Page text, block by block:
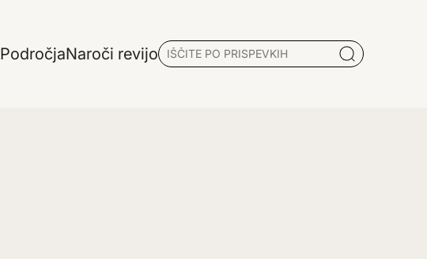
PodročjaNaroči revijo